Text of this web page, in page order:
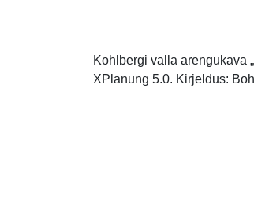
Kohlbergi valla arengukava
XPlanung 5.0. Kirjeldus: